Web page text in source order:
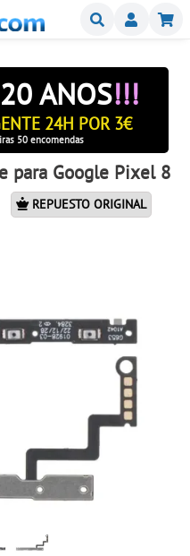
Buscar
ANOS!!!
24H POR 3€
50 encomendas
para Google Pixel 8
REPUESTO ORIGINAL